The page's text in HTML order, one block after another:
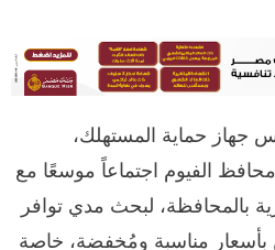
جهاز حماية المستهلك،
الفيوم اجتماعاً موسعًا مع
بالمحافظة، لبحث مدي توافر
بأسعار مناسبة ومُخفضة، خاصة